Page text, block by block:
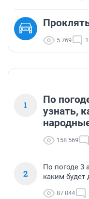
5 769
1
По
узнать,
158 569
2
По погоде 3
каким будет
87 044